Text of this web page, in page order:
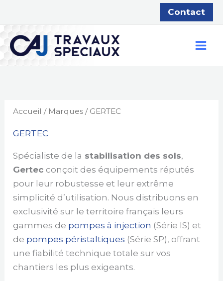
contenu
Contact
Accueil / Marques / GERTEC
GERTEC
Spécialiste de la stabilisation des sols,
Gertec conçoit des équipements réputés
pour leur robustesse et leur extrême
simplicité d’utilisation. Nous distribuons en
exclusivité sur le territoire français leurs
gammes de pompes à injection (Série IS) et
de pompes péristaltiques (Série SP), offrant
une fiabilité technique totale sur vos
chantiers les plus exigeants.